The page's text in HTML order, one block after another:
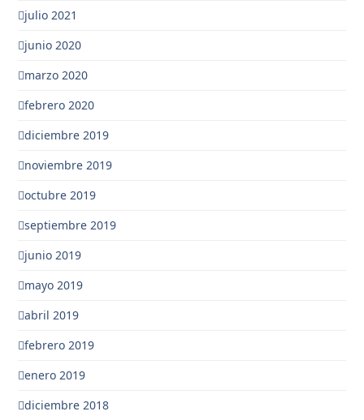
julio 2021
junio 2020
marzo 2020
febrero 2020
diciembre 2019
noviembre 2019
octubre 2019
septiembre 2019
junio 2019
mayo 2019
abril 2019
febrero 2019
enero 2019
diciembre 2018